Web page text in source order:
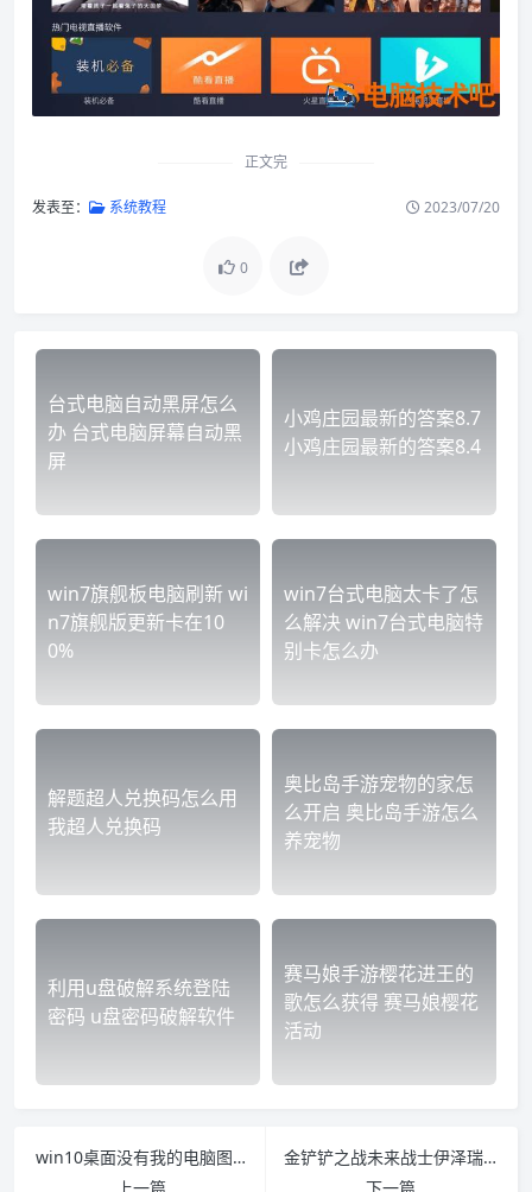
正文完
发表至： 系统教程 2023/07/20
0
台式电脑自动黑屏怎么
办 台式电脑屏幕自动黑
屏
小鸡庄园最新的答案8.7
小鸡庄园最新的答案8.4
win7旗舰板电脑刷新 wi
n7旗舰版更新卡在10
0%
win7台式电脑太卡了怎
么解决 win7台式电脑特
别卡怎么办
解题超人兑换码怎么用
我超人兑换码
奥比岛手游宠物的家怎
么开启 奥比岛手游怎么
养宠物
利用u盘破解系统登陆
密码 u盘密码破解软件
赛马娘手游樱花进王的
歌怎么获得 赛马娘樱花
活动
win10桌面没有我的电脑图标怎么办 windows 10桌面没有我的电脑
金铲铲之战未来战士伊泽瑞尔多少钱能出